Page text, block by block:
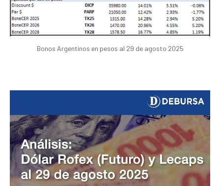
Bonos Argentinos en pesos al 29 de agosto 2025